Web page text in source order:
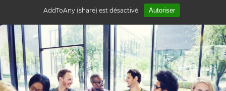
AddToAny (share) est désactivé. Autoriser